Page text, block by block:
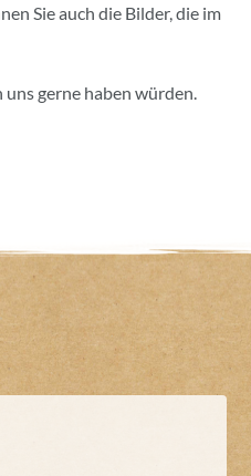
Sie auch die Bilder, die im
gerne haben würden.